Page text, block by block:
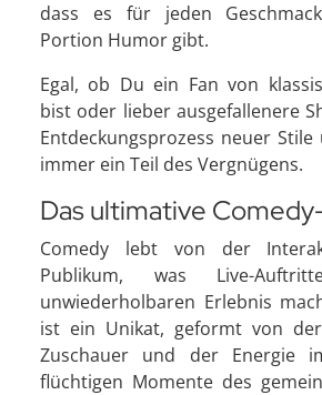
dass es für jeden
Portion Humor gibt.
Egal, ob Du ein Fan von
bist oder lieber ausgefallenere
Entdeckungsprozess neuer
immer ein Teil des Vergnügens.
Das ultimative
Comedy lebt von der
Publikum, was Live-
unwiederholbaren Erlebnis
ist ein Unikat, geformt von
Zuschauer und der Energie
flüchtigen Momente des